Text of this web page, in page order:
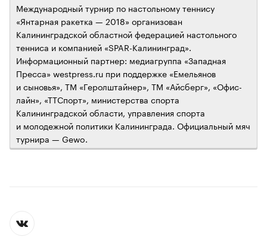
Международный турнир по настольному теннису
«Янтарная ракетка — 2018» организован
Калининградской областной федерацией настольного
тенниса и компанией «SPAR-Калининград».
Информационный партнер: медиагруппа «Западная
Пресса» westpress.ru при поддержке «Емельянов
и сыновья», ТМ «Геролштайнер», ТМ «Айсберг», «Офис-
лайн», «ТТСпорт», министерства спорта
Калининградской области, управления спорта
и молодежной политики Калининграда. Официальный мяч
турнира — Gewo.